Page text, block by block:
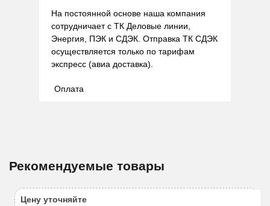
На постоянной основе наша компания
сотрудничает с ТК Деловые линии,
Энергия, ПЭК и СДЭК. Отправка ТК СДЭК
осуществляется только по тарифам
экспресс (авиа доставка).
Оплата
Рекомендуемые товары
Цену уточняйте